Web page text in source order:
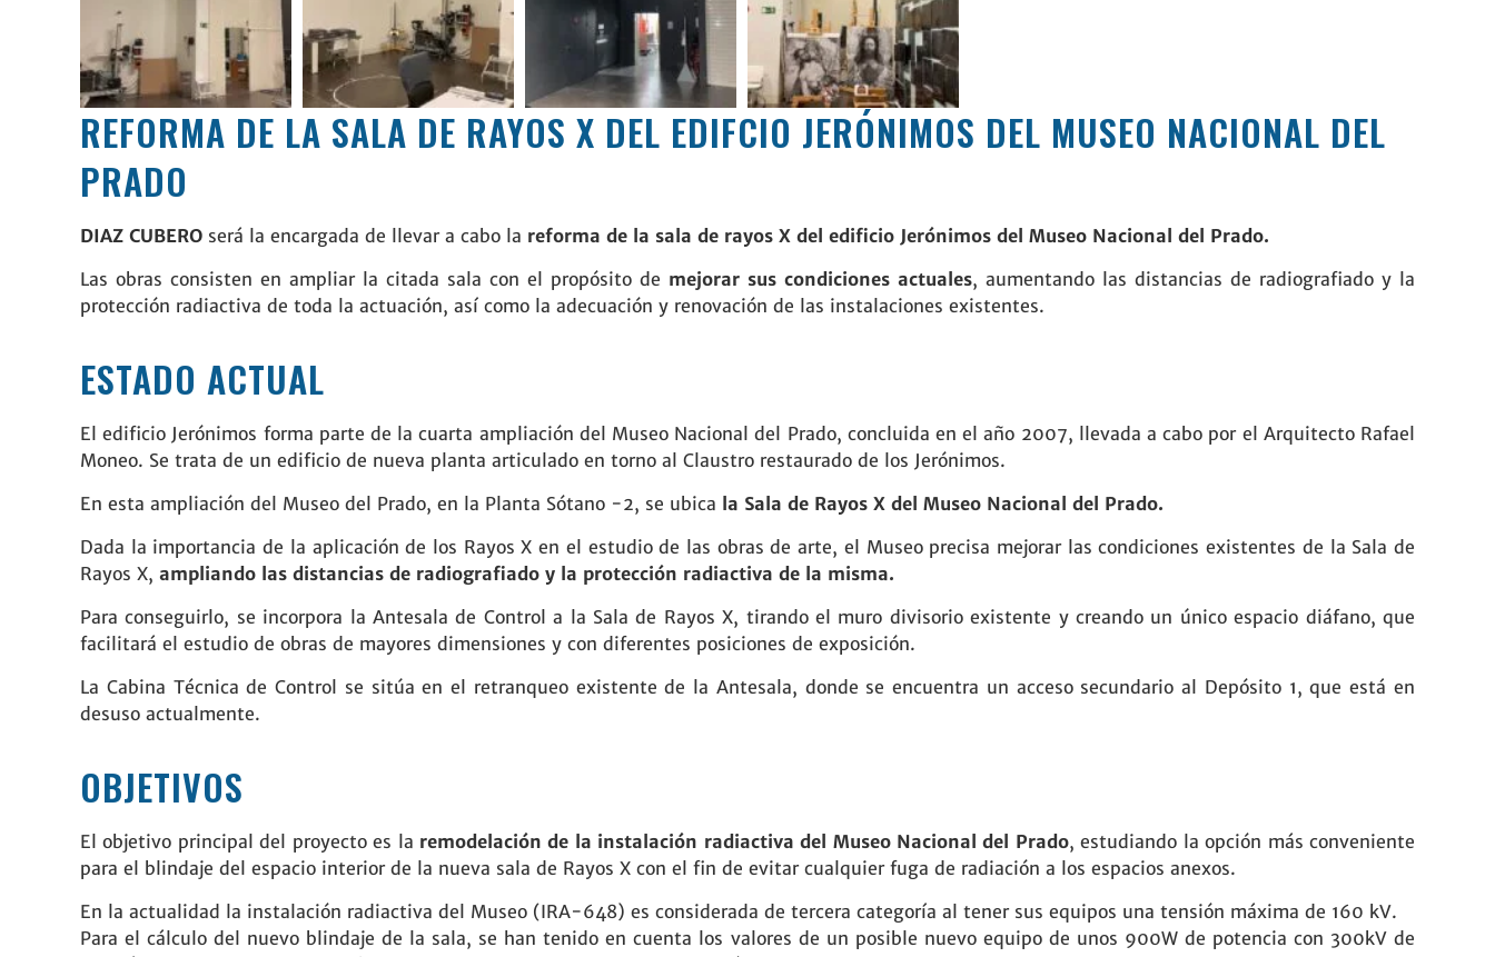
REFORMA DE LA SALA DE RAYOS X DEL EDIFCIO JERÓNIMOS DEL MUSEO NACIONAL DEL
PRADO
DIAZ CUBERO será la encargada de llevar a cabo la reforma de la sala de rayos X del edificio Jerónimos del Museo Nacional del Prado.
Las obras consisten en ampliar la citada sala con el propósito de mejorar sus condiciones actuales, aumentando las distancias de radiografiado y la
protección radiactiva de toda la actuación, así como la adecuación y renovación de las instalaciones existentes.
ESTADO ACTUAL
El edificio Jerónimos forma parte de la cuarta ampliación del Museo Nacional del Prado, concluida en el año 2007, llevada a cabo por el Arquitecto Rafael
Moneo. Se trata de un edificio de nueva planta articulado en torno al Claustro restaurado de los Jerónimos.
En esta ampliación del Museo del Prado, en la Planta Sótano -2, se ubica la Sala de Rayos X del Museo Nacional del Prado.
Dada la importancia de la aplicación de los Rayos X en el estudio de las obras de arte, el Museo precisa mejorar las condiciones existentes de la Sala de
Rayos X, ampliando las distancias de radiografiado y la protección radiactiva de la misma.
Para conseguirlo, se incorpora la Antesala de Control a la Sala de Rayos X, tirando el muro divisorio existente y creando un único espacio diáfano, que
facilitará el estudio de obras de mayores dimensiones y con diferentes posiciones de exposición.
La Cabina Técnica de Control se sitúa en el retranqueo existente de la Antesala, donde se encuentra un acceso secundario al Depósito 1, que está en
desuso actualmente.
OBJETIVOS
El objetivo principal del proyecto es la remodelación de la instalación radiactiva del Museo Nacional del Prado, estudiando la opción más conveniente
para el blindaje del espacio interior de la nueva sala de Rayos X con el fin de evitar cualquier fuga de radiación a los espacios anexos.
En la actualidad la instalación radiactiva del Museo (IRA-648) es considerada de tercera categoría al tener sus equipos una tensión máxima de 160 kV.
Para el cálculo del nuevo blindaje de la sala, se han tenido en cuenta los valores de un posible nuevo equipo de unos 900W de potencia con 300kV de